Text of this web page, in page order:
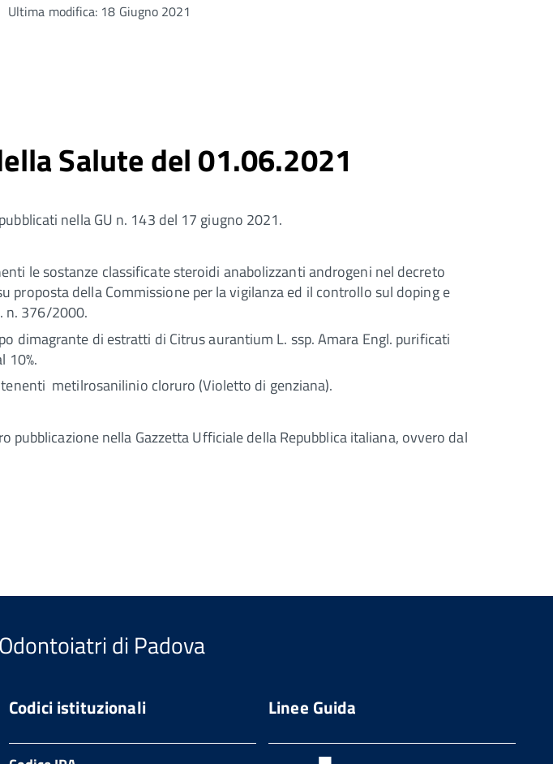
Ultima modifica: 18 Giugno 2021
Salute del 01.06.2021
nella GU n. 143 del 17 giugno 2021.
le sostanze classificate steroidi anabolizzanti androgeni nel decreto
della Commissione per la vigilanza ed il controllo sul doping e
n. 376/2000.
di estratti di Citrus aurantium L. ssp. Amara Engl. purificati
10%.
metilrosanilinio cloruro (Violetto di genziana).
nella Gazzetta Ufficiale della Repubblica italiana, ovvero dal
di Padova
Codici istituzionali Linee Guida